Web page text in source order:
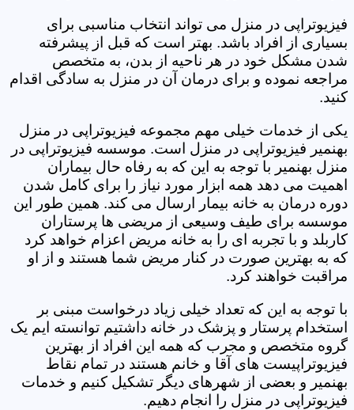
فیزیوتراپی در منزل می تواند انتخاب مناسبی برای
بسیاری از افراد باشد. بهتر است که قبل از پیشرفته
شدن مشکل خود در هر ناحیه از بدن، به متخصص
مراجعه نموده و برای درمان آن در منزل به سادگی اقدام
کنید.
یکی از خدمات خیلی مهم مجموعه فیزیوتراپی در منزل
بهنمیر فیزیوتراپی در منزل است. موسسه فیزیوتراپی در
منزل بهنمیر با توجه به این که به رفاه حال بیماران
اهمیت می دهد همه ابزار مورد نیاز را برای کامل شدن
دوره درمان به خانه بیمار ارسال می کند. همین طور این
موسسه برای طیف وسیعی از مریضی ها پرستاران
کاربلد و با تجربه ای را به خانه مریض اعزام خواهد کرد
که به بهترین صورت در کنار مریض شما هستند و از او
مراقبت خواهند کرد.
با توجه به این که تعداد خیلی زیاد درخواست مبنی بر
استخدام پرستار و پزشک در خانه داشتیم توانسته ایم یک
گروه متخصص و مجرب که همه این افراد از بهترین
فیزیوتراپیست های آقا و خانم هستند در تمام نقاط
بهنمیر و بعضی از شهرهای دیگر تشکیل کنیم و خدمات
فیزیوتراپی در منزل را انجام دهیم.